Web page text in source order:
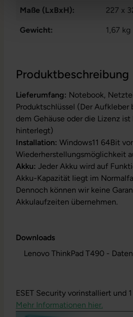
Produktbeschreibung
Lieferumfang: Notebook,
Produktschlüssel (Der
dem Gehäuse oder die Lizenz
hinterlegt)
Installation: Windows11 64Bit
Wiederherstellungsmöglichkeit
Akku: Jeder Akku wird auf
Akku-Kapazität liegt im
Dennoch können wir keine
Akkulaufzeiten übernehmen.
Downloads
Lenovo ThinkPad T490 -
ESET Security vorinstalliert und
Mehr Informationen hier.
Maße (LxBxH): 227 x
Gewicht: 1,67 kg